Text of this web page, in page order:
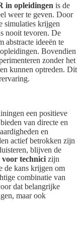
in opleidingen is de
weer te geven. Door
simulaties krijgen
nooit tevoren. De
abstracte ideeën te
Bovendien
zonder het
kunnen optreden. Dit
een positieve
van directe en
en
actief betrokken zijn
blijven de
technici zijn
de kans krijgen om
combinatie van
dat belangrijke
maar ook